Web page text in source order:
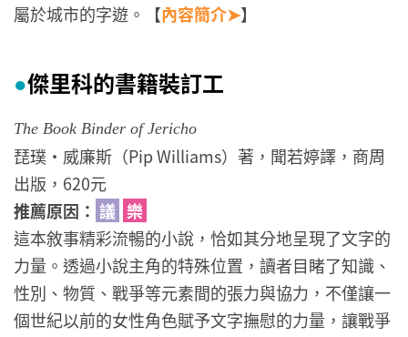
屬於城市的字遊。【內容簡介➤】
●傑里科的書籍裝訂工
The Book Binder of Jericho
琵璞・威廉斯（Pip Williams）著，聞若婷譯，商周
出版，620元
推薦原因： 議 樂
這本敘事精彩流暢的小說，恰如其分地呈現了文字的
力量。透過小說主角的特殊位置，讀者目睹了知識、
性別、物質、戰爭等元素間的張力與協力，不僅讓一
個世紀以前的女性角色賦予文字撫慰的力量，讓戰爭